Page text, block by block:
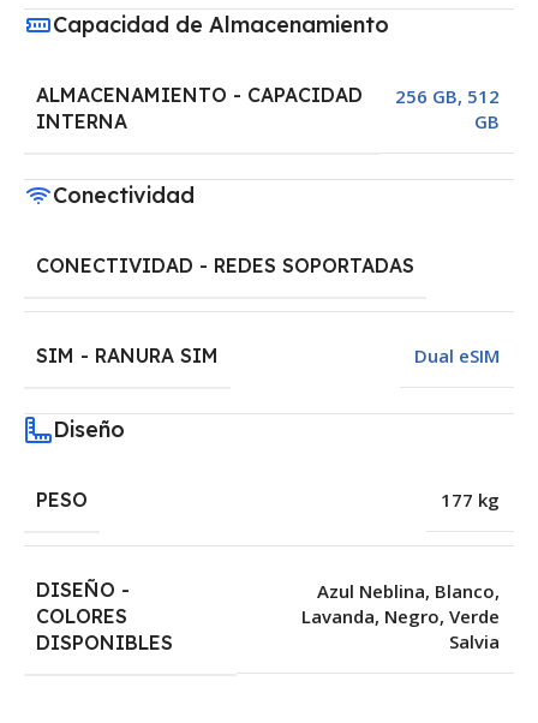
Capacidad de Almacenamiento
ALMACENAMIENTO - CAPACIDAD
INTERNA
256 GB, 512
GB
Conectividad
CONECTIVIDAD - REDES SOPORTADAS
SIM - RANURA SIM Dual eSIM
Diseño
PESO 177 kg
DISEÑO -
COLORES
DISPONIBLES
Azul Neblina, Blanco,
Lavanda, Negro, Verde
Salvia